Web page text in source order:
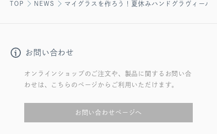
TOP NEWS マイグラスを作ろう！夏休みハンドグラヴィー
お問い合わせ
オンラインショップのご注文や、製品に関するお問い合
わせは、こちらのページからご利用いただけます。
お問い合わせページへ